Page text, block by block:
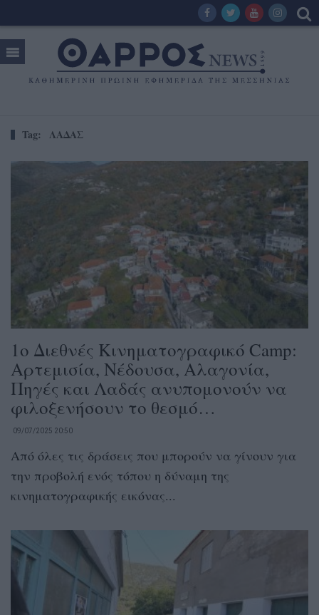
Tag: ΛΑΔΑΣ
1ο Διεθνές Κινηματογραφικό Camp:
Αρτεμισία, Νέδουσα, Αλαγονία,
Πηγές και Λαδάς ανυπομονούν να
φιλοξενήσουν το θεσμό…
09/07/2025 20:50
Από όλες τις δράσεις που μπορούν να γίνουν για
την προβολή ενός τόπου η δύναμη της
κινηματογραφικής εικόνας...